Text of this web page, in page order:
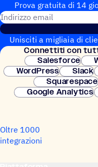
Prova gratuita di 14
Unisciti a migliaia di
credito.
Connet­titi con
Salesforce
WordPress
Slack
Squarespace
Google Analytics
Oltre 1000
integrazioni